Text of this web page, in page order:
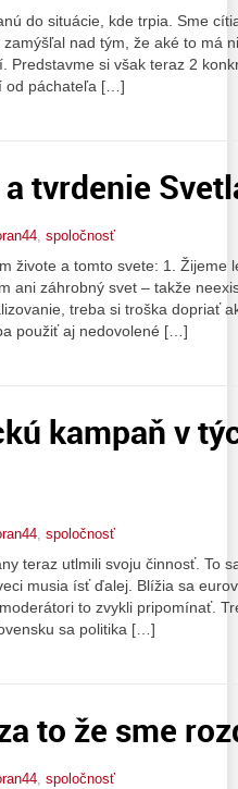
do situácie, kde trpia. Sme
nad tým, že aké to má
Predstavme si však teraz 2
od páchateľa […]
tvrdenie
, spoločnosť
živote a tomto svete: 1. Žijeme
ani záhrobný svet – takže
treba si troška dopriať
použiť aj nedovolené […]
kampaň v
spoločnosť
teraz utlmili svoju činnosť. To
musia ísť ďalej. Blížia sa
to zvykli pripomínať.
sa politika […]
to že sme
, spoločnosť